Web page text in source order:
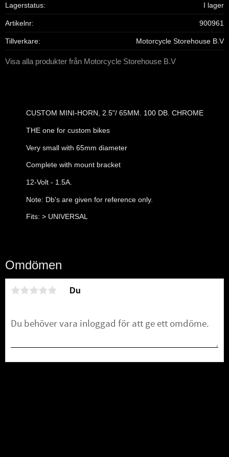
Lagerstatus I lager
Artikelnr 900961
Tillverkare Motorcycle Storehouse B.V
Visa alla produkter från Motorcycle Storehouse B.V
CUSTOM MINI-HORN, 2.5"/ 65MM. 100 DB. CHROME
THE one for custom bikes
Very small with 65mm diameter
Complete with mount bracket
12-Volt - 1.5A.
Note: Db's are given for reference only.
Fits: > UNIVERSAL
Omdömen
Du